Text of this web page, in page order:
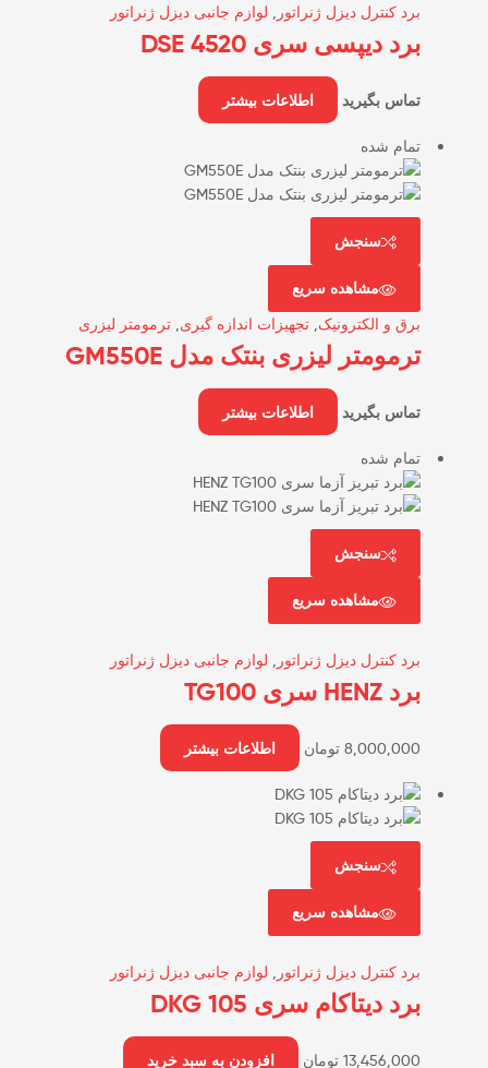
برد کنترل دیزل ژنراتور لوازم جانبی دیزل ژنراتور
برد دیپسی سری DSE 4520
تماس بگیرید اطلاعات بیشتر
تمام شده
سنجش
مشاهده سریع
برق و الکترونیک تجهیزات اندازه گیری ترمومتر لیزری
ترمومتر لیزری بنتک مدل GM550E
تماس بگیرید اطلاعات بیشتر
تمام شده
سنجش
مشاهده سریع
برد کنترل دیزل ژنراتور لوازم جانبی دیزل ژنراتور
برد HENZ سری TG100
8,000,000 تومان اطلاعات بیشتر
سنجش
مشاهده سریع
برد کنترل دیزل ژنراتور لوازم جانبی دیزل ژنراتور
برد دیتاکام سری DKG 105
13,456,000 تومان افزودن به سبد خرید